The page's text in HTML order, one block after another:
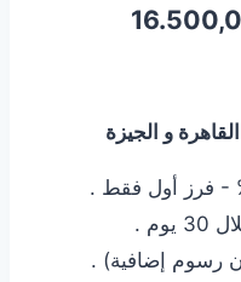
16.500,00 EGP.و الجيزة
.
رسوم إضافية) .